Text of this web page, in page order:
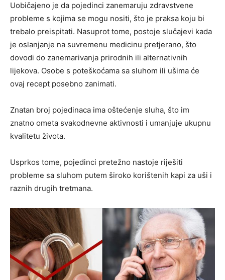
Uobičajeno je da pojedinci zanemaruju zdravstvene
probleme s kojima se mogu nositi, što je praksa koju bi
trebalo preispitati. Nasuprot tome, postoje slučajevi kada
je oslanjanje na suvremenu medicinu pretjerano, što
dovodi do zanemarivanja prirodnih ili alternativnih
lijekova. Osobe s poteškoćama sa sluhom ili ušima će
ovaj recept posebno zanimati.
Znatan broj pojedinaca ima oštećenje sluha, što im
znatno ometa svakodnevne aktivnosti i umanjuje ukupnu
kvalitetu života.
Usprkos tome, pojedinci pretežno nastoje riješiti
probleme sa sluhom putem široko korištenih kapi za uši i
raznih drugih tretmana.